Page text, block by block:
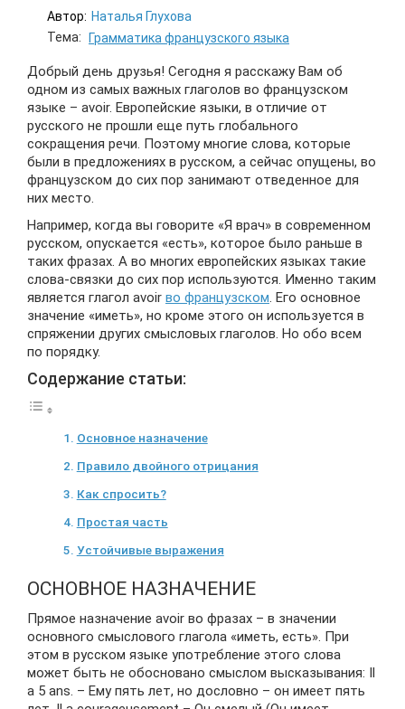
Автор: Наталья Глухова
Тема:
Грамматика французского языка
Добрый день друзья! Сегодня я расскажу Вам об
одном из самых важных глаголов во французском
языке – avoir. Европейские языки, в отличие от
русского не прошли еще путь глобального
сокращения речи. Поэтому многие слова, которые
были в предложениях в русском, а сейчас опущены, во
французском до сих пор занимают отведенное для
них место.
Например, когда вы говорите «Я врач» в современном
русском, опускается «есть», которое было раньше в
таких фразах. А во многих европейских языках такие
слова-связки до сих пор используются. Именно таким
является глагол avoir во французском. Его основное
значение «иметь», но кроме этого он используется в
спряжении других смысловых глаголов. Но обо всем
по порядку.
Содержание статьи:
Основное назначение
Правило двойного отрицания
Как спросить?
Простая часть
Устойчивые выражения
ОСНОВНОЕ НАЗНАЧЕНИЕ
Прямое назначение avoir во фразах – в значении
основного смыслового глагола «иметь, есть». При
этом в русском языке употребление этого слова
может быть не обосновано смыслом высказывания: Il
a 5 ans. – Ему пять лет, но дословно – он имеет пять